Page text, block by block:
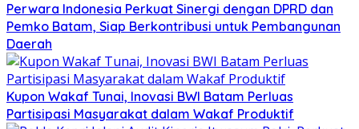
Perwara Indonesia Perkuat Sinergi dengan DPRD dan
Pemko Batam, Siap Berkontribusi untuk Pembangunan
Daerah
Kupon Wakaf Tunai, Inovasi BWI Batam Perluas
Partisipasi Masyarakat dalam Wakaf Produktif